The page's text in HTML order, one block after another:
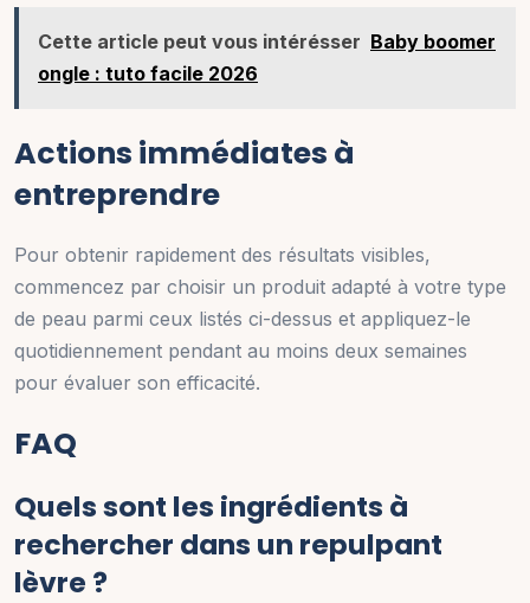
Cette article peut vous intérésser Baby boomer
ongle : tuto facile 2026
Actions immédiates à
entreprendre
Pour obtenir rapidement des résultats visibles,
commencez par choisir un produit adapté à votre type
de peau parmi ceux listés ci-dessus et appliquez-le
quotidiennement pendant au moins deux semaines
pour évaluer son efficacité.
FAQ
Quels sont les ingrédients à
rechercher dans un repulpant
lèvre ?